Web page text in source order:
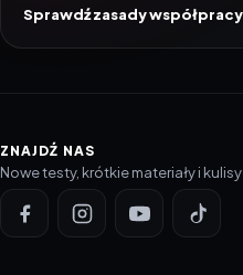
Sprawdź zasady współpracy
ZNAJDŹ NAS
Nowe testy, krótkie materiały i